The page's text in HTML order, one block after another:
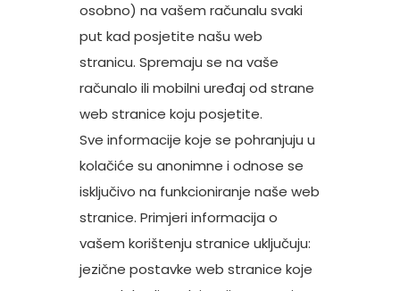
osobno) na vašem računalu svaki
put kad posjetite našu web
stranicu. Spremaju se na vaše
računalo ili mobilni uređaj od strane
web stranice koju posjetite.
Sve informacije koje se pohranjuju u
kolačiće su anonimne i odnose se
isključivo na funkcioniranje naše web
stranice. Primjeri informacija o
vašem korištenju stranice uključuju:
jezične postavke web stranice koje